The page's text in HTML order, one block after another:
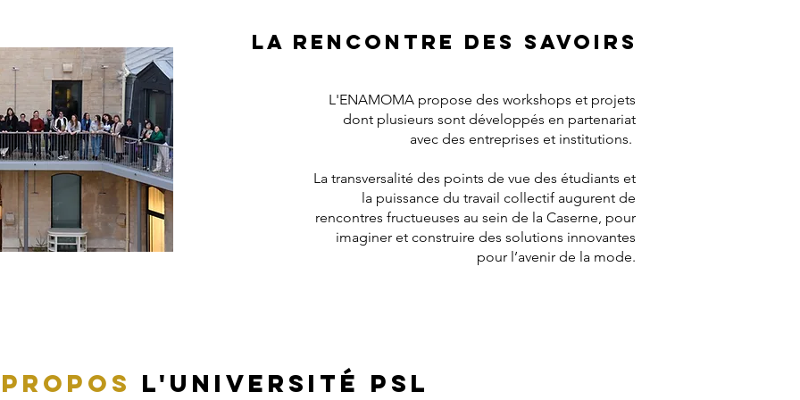
la rencontre des savoirs
L'ENAMOMA propose des workshops et projets
dont plusieurs sont développés en partenariat
avec des entreprises et institutions.
La transversalité des points de vue des étudiants et
la puissance du travail collectif augurent de
rencontres fructueuses au sein de la Caserne, pour
imaginer et construire des solutions innovantes
pour l’avenir de la mode.
l'université psL